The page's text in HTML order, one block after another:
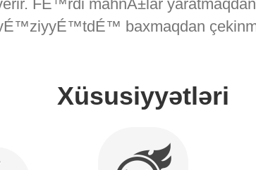
FÉ™rdi mahnÄ±lar
baxmaqdan
Xüsusiyyətləri